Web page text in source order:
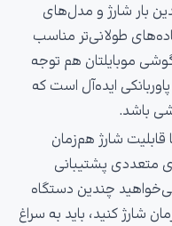
چندین بار شارژ و مدل‌های
طولانی‌تر مناسب
موبایلتان هم توجه
ایده‌آل است که
باشد.
قابلیت شارژ هم‌زمان
متعددی پشتیبانی
چندین دستگاه
شارژ کنید، باید به سراغ